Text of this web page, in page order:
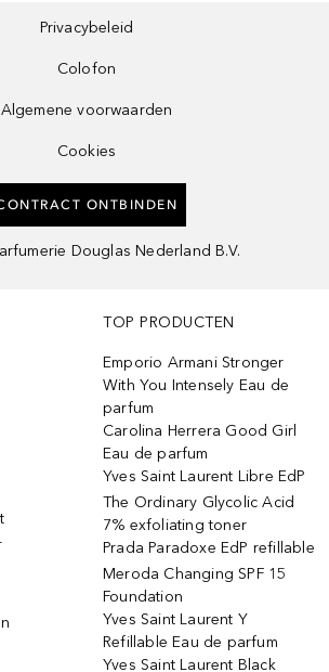
Privacybeleid
Colofon
Algemene voorwaarden
Cookies
ONTBINDEN
Douglas Nederland B.V.
TOP PRODUCTEN
Emporio Armani Stronger
With You Intensely Eau de
parfum
Carolina Herrera Good Girl
Eau de parfum
Yves Saint Laurent Libre EdP
The Ordinary Glycolic Acid
7% exfoliating toner
Prada Paradoxe EdP refillable
Meroda Changing SPF 15
Foundation
Yves Saint Laurent Y
Refillable Eau de parfum
Yves Saint Laurent Black